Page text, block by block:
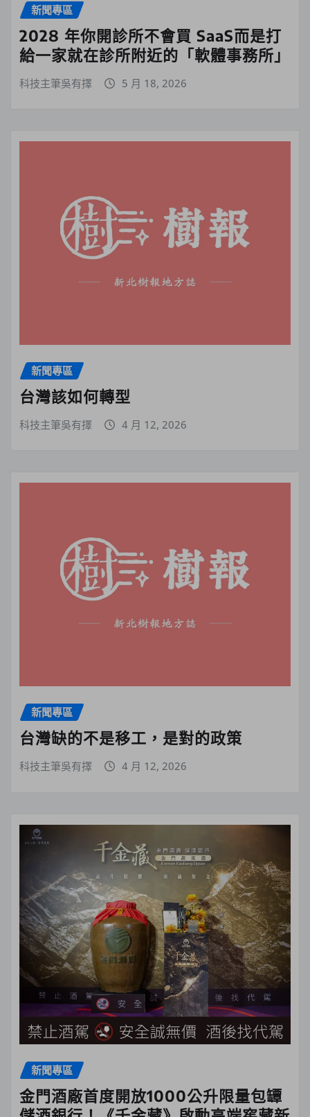
新聞專區
2028 年你開診所不會買 SaaS而是打
給一家就在診所附近的「軟體事務所」
科技主筆吳有擇 5 月 18, 2026
新聞專區
台灣該如何轉型
科技主筆吳有擇 4 月 12, 2026
新聞專區
台灣缺的不是移工，是對的政策
科技主筆吳有擇 4 月 12, 2026
新聞專區
金門酒廠首度開放1000公升限量包罈